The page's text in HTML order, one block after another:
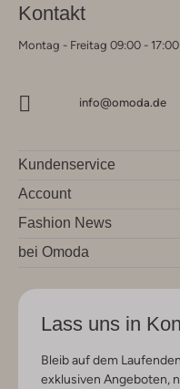
Kontakt
Montag - Freitag 09:00 -
info@omoda.de
Kundenservice
Account
Fashion News
bei Omoda
Lass uns in
Bleib auf dem
exklusiven Angeboten,